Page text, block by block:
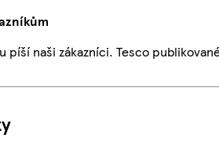
píší naši zákazníci. Tesco